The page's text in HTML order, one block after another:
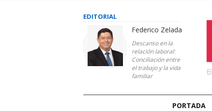
EDITORIAL
Federico Zelada
Descanso en la
relación laboral:
Conciliación entre
el trabajo y la vida
familiar
PORTADA